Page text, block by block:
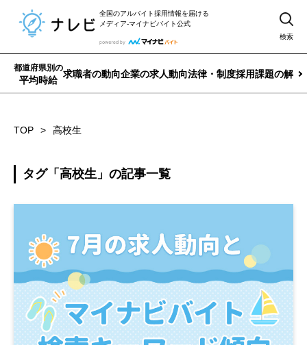
全国のアルバイト採用情報を届ける
メディア-マイナビバイト公式
検索
都道府県別の
平均時給
求職者の動向企業の求人動向法律・制度採用課題の解決
TOP 高校生
タグ「高校生」の記事一覧